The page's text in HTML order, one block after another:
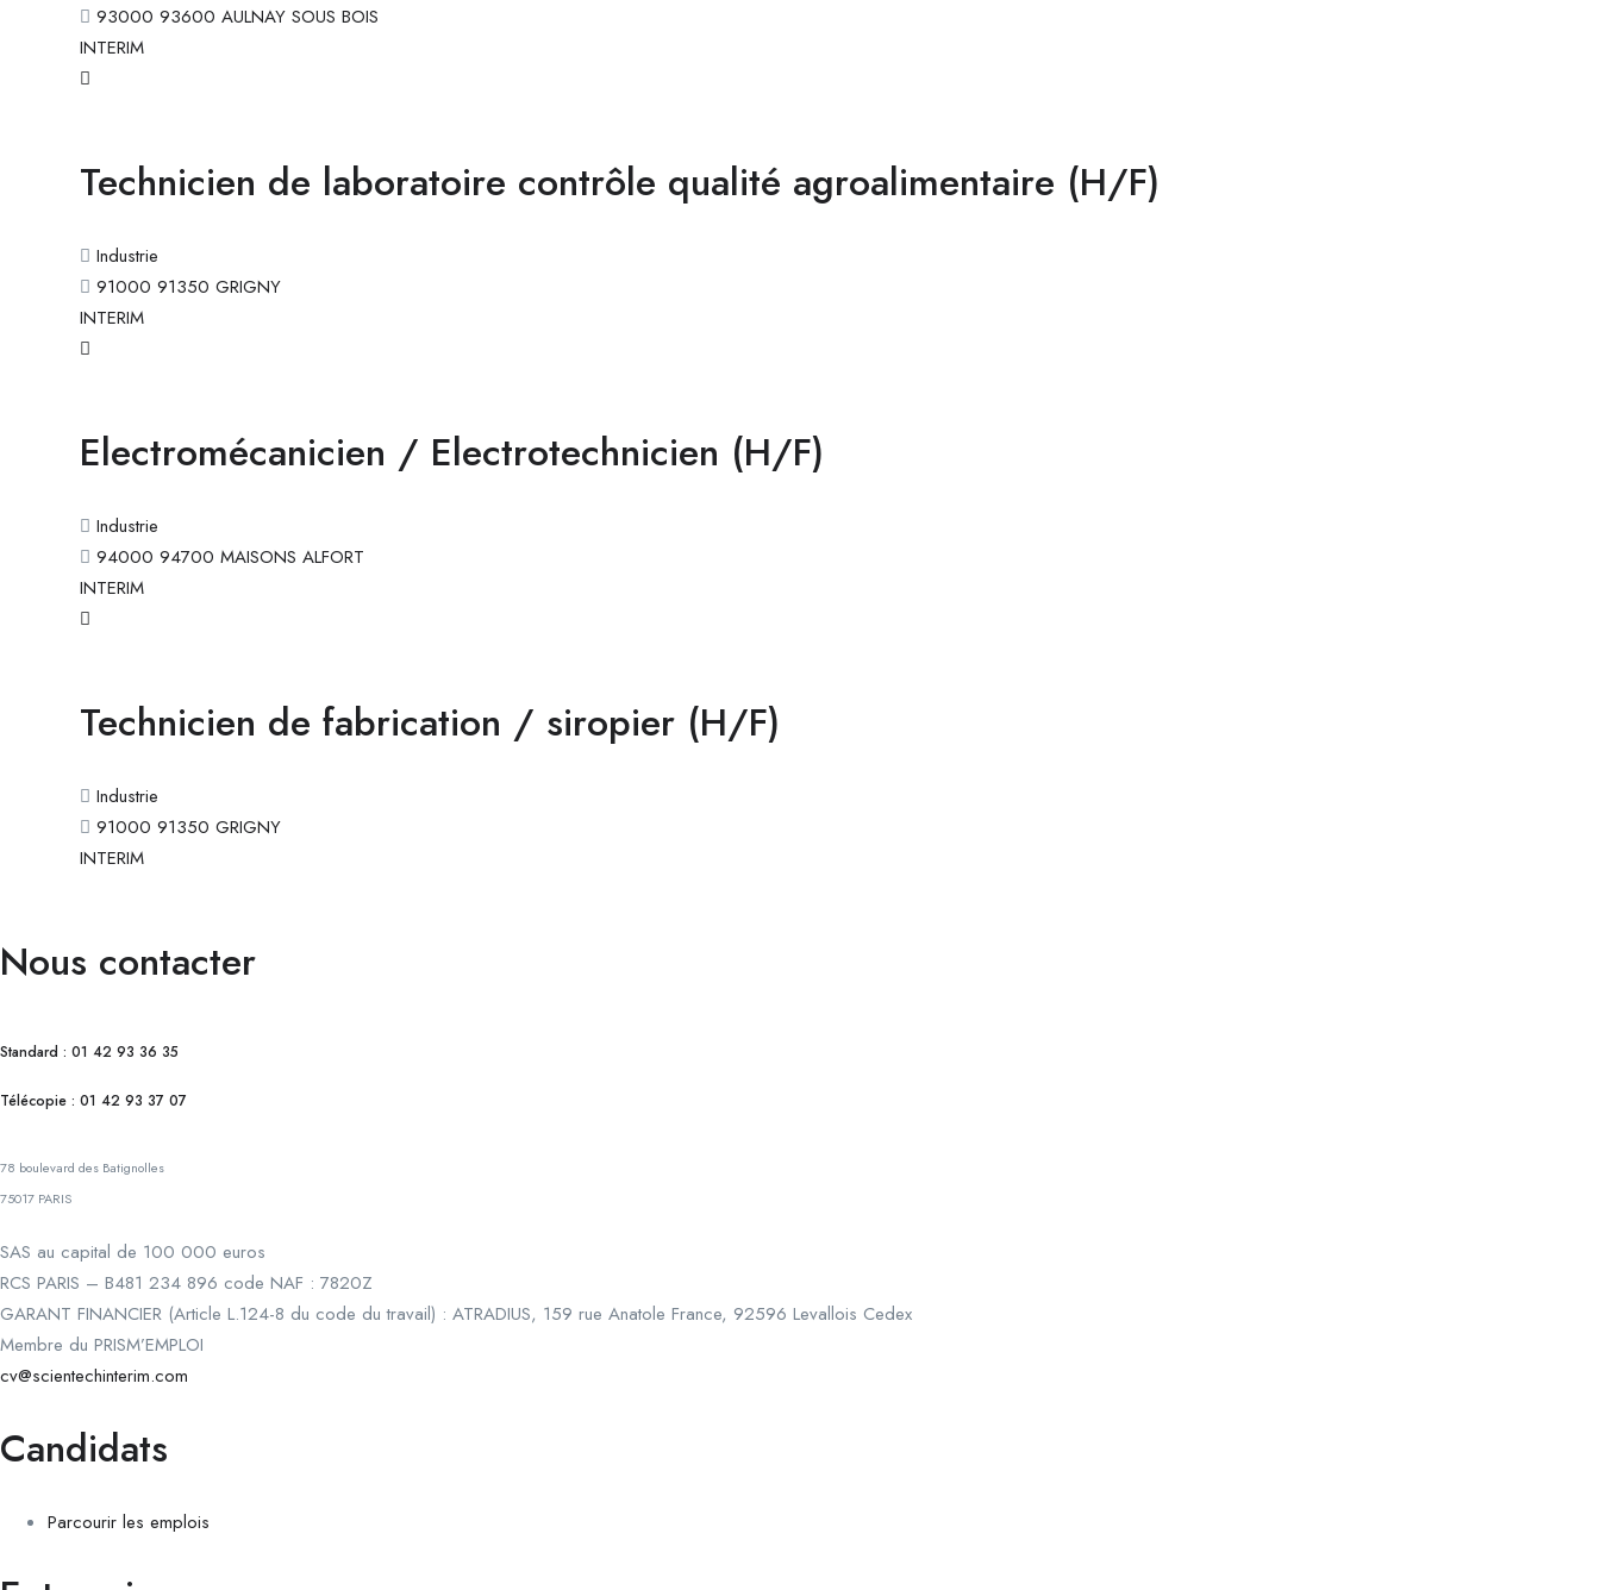
93000 93600 AULNAY SOUS BOIS
INTERIM
Technicien de laboratoire contrôle qualité agroalimentaire (H/F)
Industrie
91000 91350 GRIGNY
INTERIM
Electromécanicien / Electrotechnicien (H/F)
Industrie
94000 94700 MAISONS ALFORT
INTERIM
Technicien de fabrication / siropier (H/F)
Industrie
91000 91350 GRIGNY
INTERIM
Nous contacter
Standard : 01 42 93 36 35
Télécopie : 01 42 93 37 07
78 boulevard des Batignolles
75017 PARIS
SAS au capital de 100 000 euros
RCS PARIS – B481 234 896 code NAF : 7820Z
GARANT FINANCIER (Article L.124-8 du code du travail) : ATRADIUS, 159 rue Anatole France, 92596 Levallois Cedex
Membre du PRISM’EMPLOI
cv@scientechinterim.com
Candidats
Parcourir les emplois